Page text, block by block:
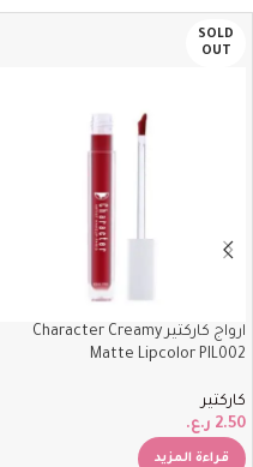
SOLD
OUT
ارواج كاركتير Character Creamy
Matte Lipcolor PIL002
كاركتير
2.50 ر.ع.
قراءة المزيد